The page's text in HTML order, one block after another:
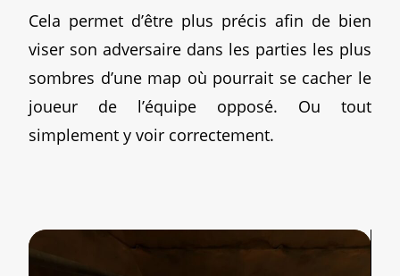
Cela permet d’être plus précis afin de bien
viser son adversaire dans les parties les plus
sombres d’une map où pourrait se cacher le
joueur de l’équipe opposé. Ou tout
simplement y voir correctement.